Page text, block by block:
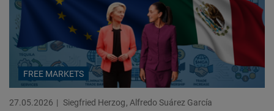
FREE MARKETS
27.05.2026 Siegfried Herzog Alfredo Suárez García